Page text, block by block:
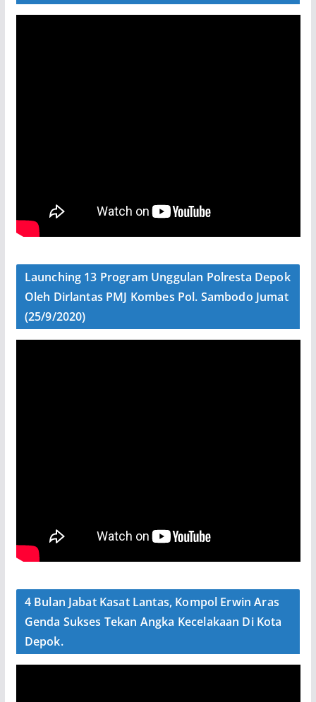
Launching 13 Program Unggulan Polresta Depok
Oleh Dirlantas PMJ Kombes Pol. Sambodo Jumat
(25/9/2020)
4 Bulan Jabat Kasat Lantas, Kompol Erwin Aras
Genda Sukses Tekan Angka Kecelakaan Di Kota
Depok.